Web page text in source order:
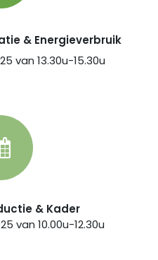
& Energieverbruik
van 13.30u-15.30u
& Kader
van 10.00u-12.30u